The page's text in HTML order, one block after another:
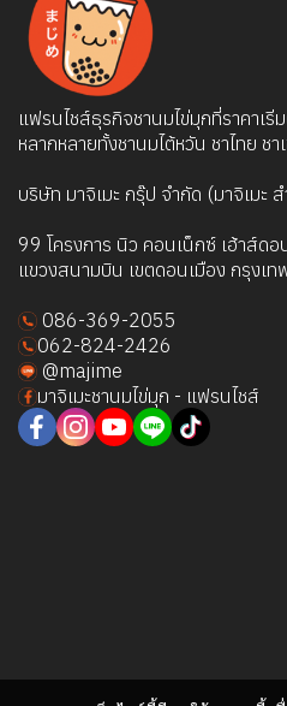
แฟรนไชส์ธุรกิจชานมไข่มุกที่ราคาเริ่
หลากหลายทั้งชานมไต้หวัน ชาไทย ช
บริษัท มาจิเมะ กรุ๊ป จำกัด (มาจิเมะ
99 โครงการ นิว คอนเน็กซ์ เฮ้าส์ด
แขวงสนามบิน เขตดอนเมือง กรุงเ
086-369-2055
062-824-2426
@majime
มาจิเมะชานมไข่มุก - แฟรนไชส์